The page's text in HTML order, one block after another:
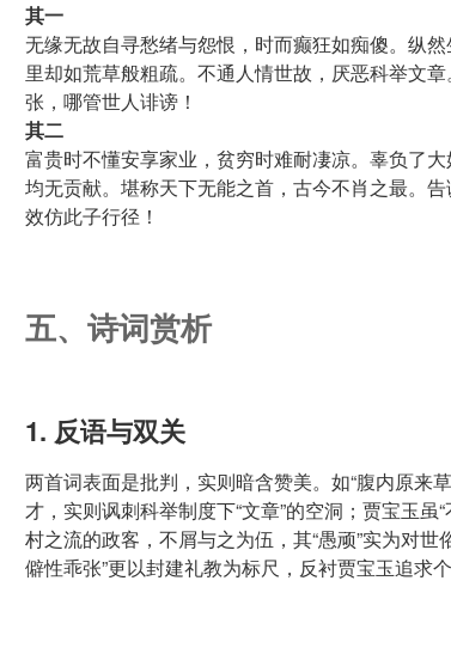
其一
无缘无故自寻愁绪与怨恨，时而癫狂如痴傻。纵
里却如荒草般粗疏。不通人情世故，厌恶科举文
张，哪管世人诽谤！
其二
富贵时不懂安享家业，贫穷时难耐凄凉。辜负了
均无贡献。堪称天下无能之首，古今不肖之最。
效仿此子行径！
五、诗词赏析
1. 反语与双关
两首词表面是批判，实则暗含赞美。如“腹内原来
才，实则讽刺科举制度下“文章”的空洞；贾宝玉虽
村之流的政客，不屑与之为伍，其“愚顽”实为对世
僻性乖张”更以封建礼教为标尺，反衬贾宝玉追求个